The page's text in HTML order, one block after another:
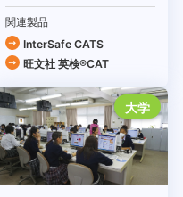
関連製品
InterSafe CATS
旺文社 英検®CAT
大学